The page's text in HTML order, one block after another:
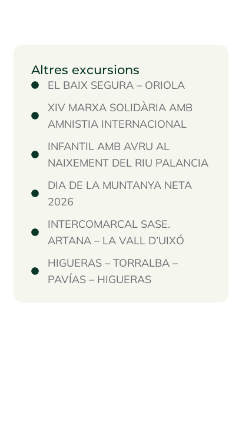
Altres excursions
EL BAIX SEGURA – ORIOLA
XIV MARXA SOLIDÀRIA AMB
AMNISTIA INTERNACIONAL
INFANTIL AMB AVRU AL
NAIXEMENT DEL RIU PALANCIA
DIA DE LA MUNTANYA NETA
2026
INTERCOMARCAL SASE.
ARTANA – LA VALL D’UIXÓ
HIGUERAS – TORRALBA –
PAVÍAS – HIGUERAS